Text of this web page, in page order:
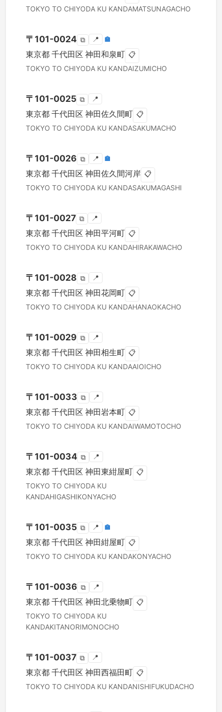
TOKYO TO CHIYODA KU KANDAMATSUNAGACHO
〒 101-0024 ⧉ 📍 🏣
東京都 千代田区 神田和泉町 📋
TOKYO TO CHIYODA KU KANDAIZUMICHO
〒 101-0025 ⧉ 📍
東京都 千代田区 神田佐久間町 📋
TOKYO TO CHIYODA KU KANDASAKUMACHO
〒 101-0026 ⧉ 📍 🏣
東京都 千代田区 神田佐久間河岸 📋
TOKYO TO CHIYODA KU KANDASAKUMAGASHI
〒 101-0027 ⧉ 📍
東京都 千代田区 神田平河町 📋
TOKYO TO CHIYODA KU KANDAHIRAKAWACHO
〒 101-0028 ⧉ 📍
東京都 千代田区 神田花岡町 📋
TOKYO TO CHIYODA KU KANDAHANAOKACHO
〒 101-0029 ⧉ 📍
東京都 千代田区 神田相生町 📋
TOKYO TO CHIYODA KU KANDAAIOICHO
〒 101-0033 ⧉ 📍
東京都 千代田区 神田岩本町 📋
TOKYO TO CHIYODA KU KANDAIWAMOTOCHO
〒 101-0034 ⧉ 📍
東京都 千代田区 神田東紺屋町 📋
TOKYO TO CHIYODA KU
KANDAHIGASHIKONYACHO
〒 101-0035 ⧉ 📍 🏣
東京都 千代田区 神田紺屋町 📋
TOKYO TO CHIYODA KU KANDAKONYACHO
〒 101-0036 ⧉ 📍
東京都 千代田区 神田北乗物町 📋
TOKYO TO CHIYODA KU
KANDAKITANORIMONOCHO
〒 101-0037 ⧉ 📍
東京都 千代田区 神田西福田町 📋
TOKYO TO CHIYODA KU KANDANISHIFUKUDACHO